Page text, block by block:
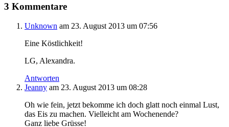
3 Kommentare
Unknown am 23. August 2013 um 07:56
Eine Köstlichkeit!
LG, Alexandra.
Antworten
Jeanny am 23. August 2013 um 08:28
Oh wie fein, jetzt bekomme ich doch glatt noch einmal Lust,
das Eis zu machen. Vielleicht am Wochenende?
Ganz liebe Grüsse!